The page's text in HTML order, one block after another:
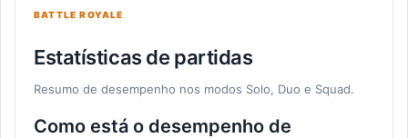
BATTLE ROYALE
Estatísticas de partidas
Resumo de desempenho nos modos Solo, Duo e Squad.
Como está o desempenho de